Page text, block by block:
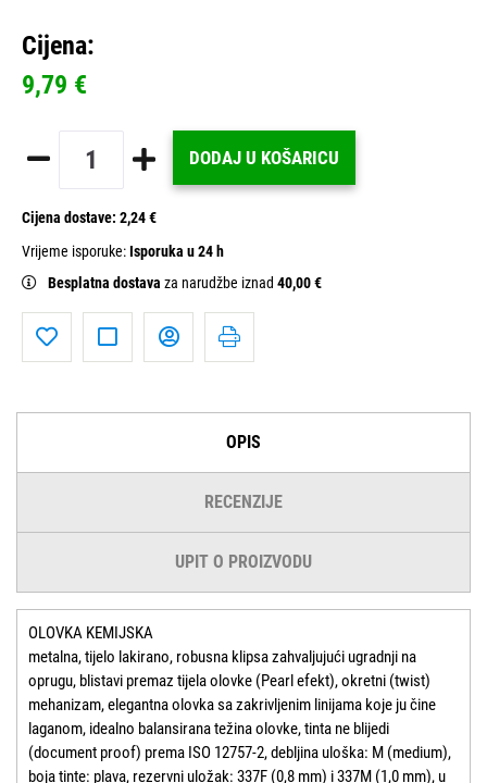
Cijena:
9,79 €
DODAJ U KOŠARICU
Cijena dostave: 2,24 €
Vrijeme isporuke:Isporuka u 24 h
Besplatna dostava za narudžbe iznad 40,00 €
OPIS
RECENZIJE
UPIT O PROIZVODU
OLOVKA KEMIJSKA
metalna, tijelo lakirano, robusna klipsa zahvaljujući ugradnji na
oprugu, blistavi premaz tijela olovke (Pearl efekt), okretni (twist)
mehanizam, elegantna olovka sa zakrivljenim linijama koje ju čine
laganom, idealno balansirana težina olovke, tinta ne blijedi
(document proof) prema ISO 12757-2, debljina uloška: M (medium),
boja tinte: plava, rezervni uložak: 337F (0,8 mm) i 337M (1,0 mm), u